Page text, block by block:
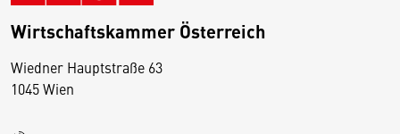
Wirtschaftskammer Österreich
Wiedner Hauptstraße 63
1045 Wien
D